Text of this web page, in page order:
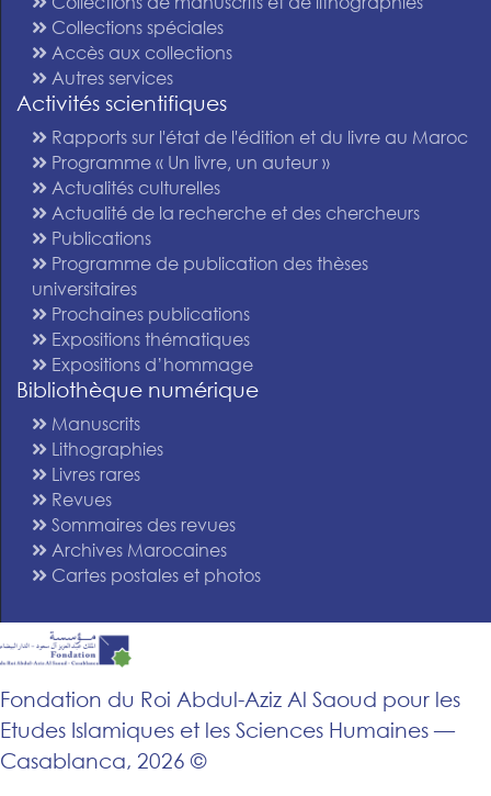
Collections spéciales
Accès aux collections
Autres services
Activités scientifiques
Rapports sur l'état de l'édition et du livre au Maroc
Programme « Un livre, un auteur »
Actualités culturelles
Actualité de la recherche et des chercheurs
Publications
Programme de publication des thèses
universitaires
Prochaines publications
Expositions thématiques
Expositions d’hommage
Bibliothèque numérique
Manuscrits
Lithographies
Livres rares
Revues
Sommaires des revues
Archives Marocaines
Cartes postales et photos
Fondation du Roi Abdul-Aziz Al Saoud pour les
Etudes Islamiques et les Sciences Humaines —
Casablanca, 2026 ©